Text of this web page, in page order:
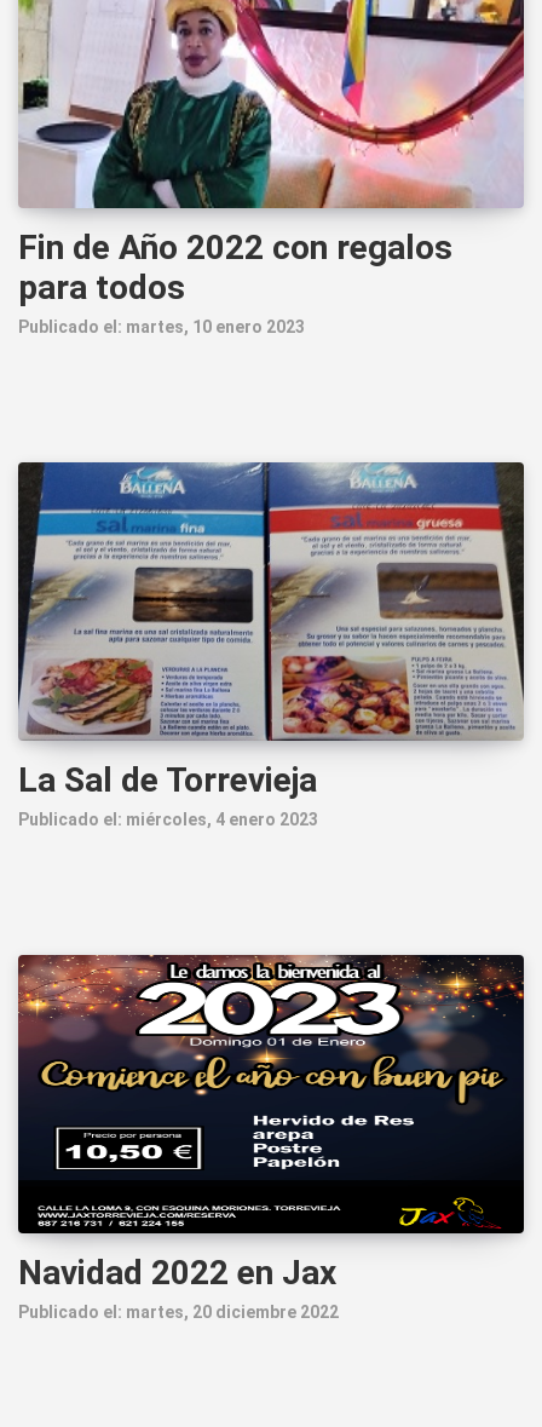
Fin de Año 2022 con regalos
para todos
Publicado el: martes, 10 enero 2023
La Sal de Torrevieja
Publicado el: miércoles, 4 enero 2023
Navidad 2022 en Jax
Publicado el: martes, 20 diciembre 2022